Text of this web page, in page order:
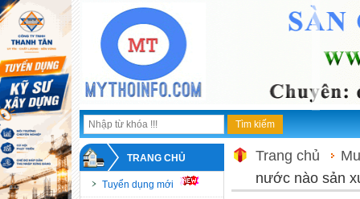
TRANG CHỦ
Tuyển dụng mới
Trang chủ
nước nào sản